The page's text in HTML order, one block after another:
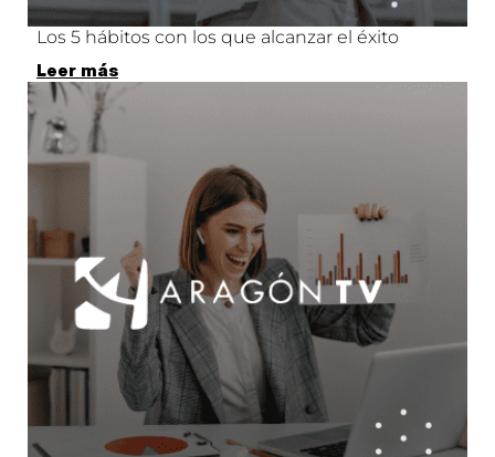
Los 5 hábitos con los que alcanzar el éxito
Leer más